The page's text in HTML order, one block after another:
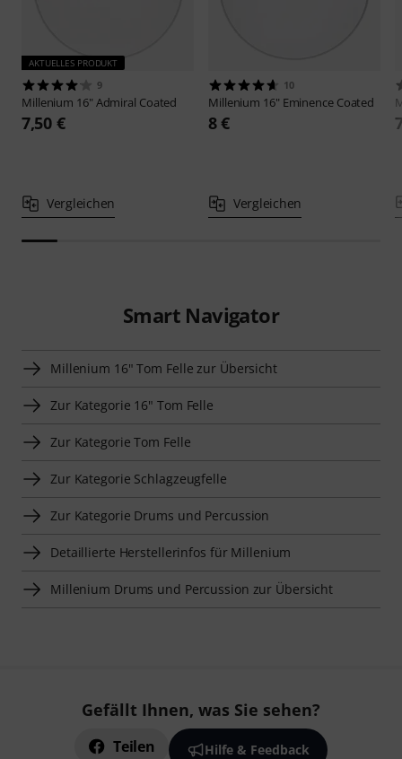
AKTUELLES PRODUKT
9
Millenium 16" Admiral Coated
7,50 €
Vergleichen
10
Millenium 16" Eminence Coated
8 €
Vergleichen
Smart Navigator
Millenium 16" Tom Felle zur Übersicht
Zur Kategorie 16" Tom Felle
Zur Kategorie Tom Felle
Zur Kategorie Schlagzeugfelle
Zur Kategorie Drums und Percussion
Detaillierte Herstellerinfos für Millenium
Millenium Drums und Percussion zur Übersicht
Gefällt Ihnen, was Sie sehen?
Teilen Hilfe & Feedback